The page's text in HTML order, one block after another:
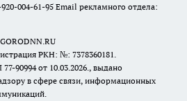
004-61-95 Email рекламного отдела:
РКН: №: 7378360181.
90994 от 10.03.2026., выдано
в сфере связи, информационных